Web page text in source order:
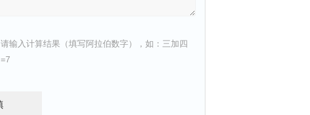
请输入计算结果（填写阿拉伯数字），如：三加四
=7